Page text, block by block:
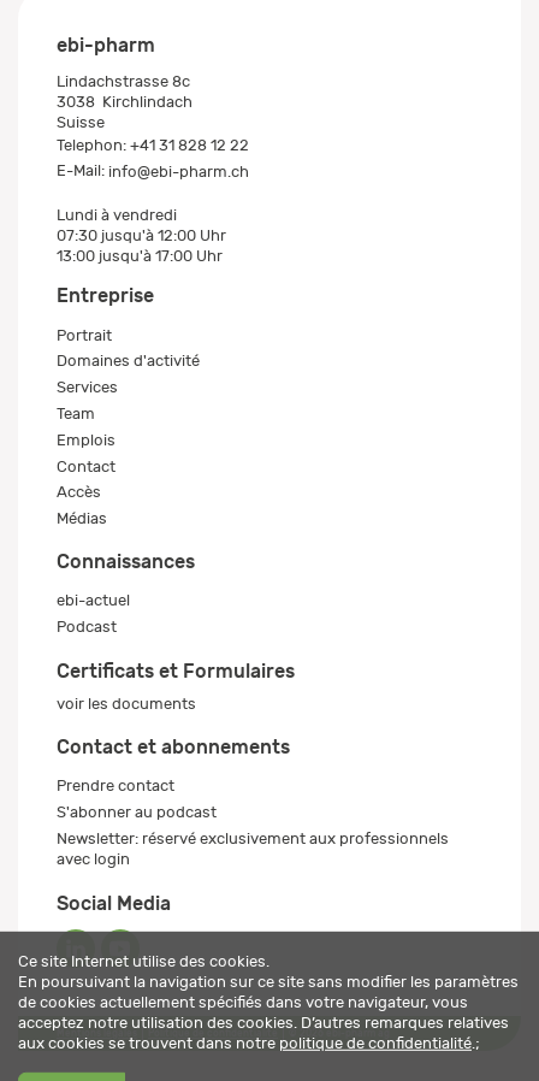
ebi-pharm
Lindachstrasse 8c
3038 Kirchlindach
Suisse
Telephon: +41 31 828 12 22
E-Mail: info@ebi-pharm.ch
Lundi à vendredi
07:30 jusqu'à 12:00 Uhr
13:00 jusqu'à 17:00 Uhr
Entreprise
Portrait
Domaines d'activité
Services
Team
Emplois
Contact
Accès
Médias
Connaissances
ebi-actuel
Podcast
Certificats et Formulaires
voir les documents
Contact et abonnements
Prendre contact
S'abonner au podcast
Newsletter: réservé exclusivement aux professionnels
avec login
Social Media
Ce site Internet utilise des cookies.
En poursuivant la navigation sur ce site sans modifier les paramètres
de cookies actuellement spécifiés dans votre navigateur, vous
acceptez notre utilisation des cookies. D’autres remarques relatives
aux cookies se trouvent dans notre politique de confidentialité .;